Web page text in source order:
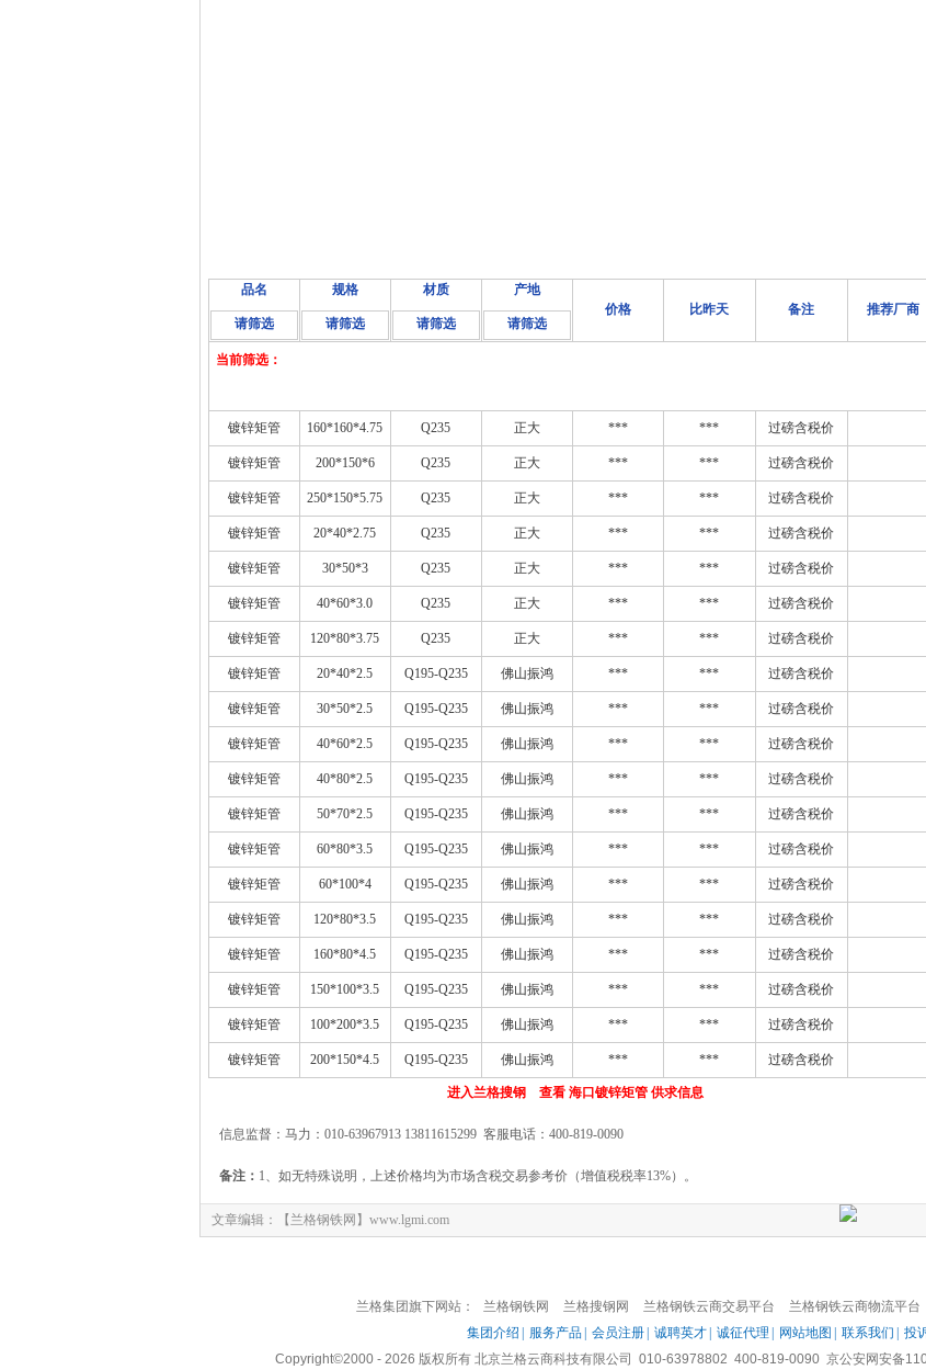
品名
请筛选
规格
请筛选
材质
请筛选
产地
请筛选
价格 比昨天 备注 推荐厂商
当前筛选：
镀锌矩管 160*160*4.75 Q235 正大 *** *** 过磅含税价
镀锌矩管 200*150*6 Q235 正大 *** *** 过磅含税价
镀锌矩管 250*150*5.75 Q235 正大 *** *** 过磅含税价
镀锌矩管 20*40*2.75 Q235 正大 *** *** 过磅含税价
镀锌矩管 30*50*3 Q235 正大 *** *** 过磅含税价
镀锌矩管 40*60*3.0 Q235 正大 *** *** 过磅含税价
镀锌矩管 120*80*3.75 Q235 正大 *** *** 过磅含税价
镀锌矩管 20*40*2.5 Q195-Q235 佛山振鸿 *** *** 过磅含税价
镀锌矩管 30*50*2.5 Q195-Q235 佛山振鸿 *** *** 过磅含税价
镀锌矩管 40*60*2.5 Q195-Q235 佛山振鸿 *** *** 过磅含税价
镀锌矩管 40*80*2.5 Q195-Q235 佛山振鸿 *** *** 过磅含税价
镀锌矩管 50*70*2.5 Q195-Q235 佛山振鸿 *** *** 过磅含税价
镀锌矩管 60*80*3.5 Q195-Q235 佛山振鸿 *** *** 过磅含税价
镀锌矩管 60*100*4 Q195-Q235 佛山振鸿 *** *** 过磅含税价
镀锌矩管 120*80*3.5 Q195-Q235 佛山振鸿 *** *** 过磅含税价
镀锌矩管 160*80*4.5 Q195-Q235 佛山振鸿 *** *** 过磅含税价
镀锌矩管 150*100*3.5 Q195-Q235 佛山振鸿 *** *** 过磅含税价
镀锌矩管 100*200*3.5 Q195-Q235 佛山振鸿 *** *** 过磅含税价
镀锌矩管 200*150*4.5 Q195-Q235 佛山振鸿 *** *** 过磅含税价
进入兰格搜钢 查看 海口镀锌矩管 供求信息
信息监督：马力：010-63967913 13811615299 客服电话：400-819-0090
备注： 1、如无特殊说明，上述价格均为市场含税交易参考价（增值税税率13%）。
文章编辑：【兰格钢铁网】www.lgmi.com